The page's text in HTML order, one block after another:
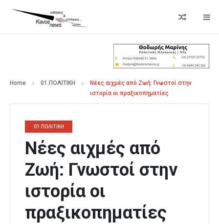
Home 01.ΠΟΛΙΤΙΚΗ
Νέες αιχμές από Ζωή: Γνωστοί στην
ιστορία οι πραξικοπηματίες
01.ΠΟΛΙΤΙΚΗ
Νέες αιχμές από
Ζωή: Γνωστοί στην
ιστορία οι
πραξικοπηματίες